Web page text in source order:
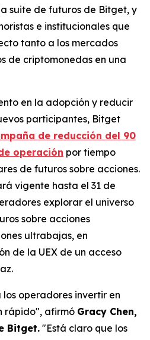
suite de futuros de Bitget, y
e institucionales que
tanto a los mercados
de criptomonedas en una
en la adopción y reducir
participantes, Bitget
de reducción del 90
operación por tiempo
de futuros sobre acciones.
vigente hasta el 31 de
explorar el universo
sobre acciones
ultrabajas, en
de la UEX de un acceso
operadores invertir en
rápido", afirmó Gracy Chen,
Bitget. "Está claro que los